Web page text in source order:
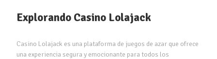
Explorando Casino Lolajack
Casino Lolajack es una plataforma de juegos de azar que ofrece
una experiencia segura y emocionante para todos los